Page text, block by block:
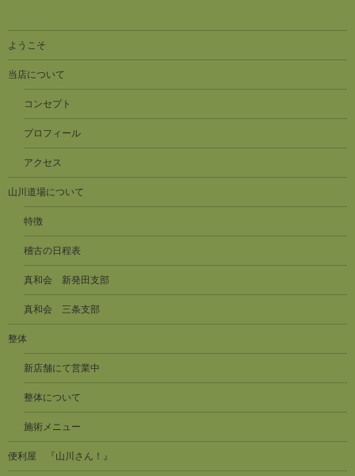
ようこそ
当店について
コンセプト
プロフィール
アクセス
山川道場について
特徴
稽古の日程表
真和会 新発田支部
真和会 三条支部
整体
新店舗にて営業中
整体について
施術メニュー
便利屋 『山川さん！』